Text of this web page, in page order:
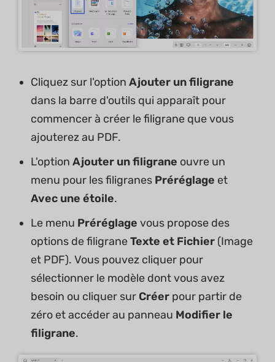
Cliquez sur l'option Ajouter un filigrane
dans la barre d'outils qui apparaît pour
commencer à créer le filigrane que vous
ajouterez au PDF.
L'option Ajouter un filigrane ouvre un
menu pour les filigranes Préréglage et
Avec une étoile.
Le menu Préréglage vous propose des
options de filigraneTexte et Fichier (Image
et PDF). Vous pouvez cliquer pour
sélectionner le modèle dont vous avez
besoin ou cliquer sur Créer pour partir de
zéro et accéder au panneau Modifier le
filigrane.